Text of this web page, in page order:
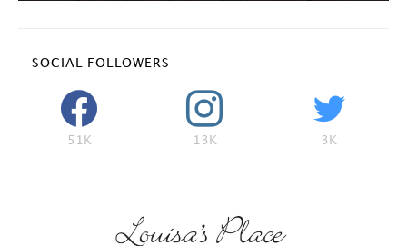
SOCIAL FOLLOWERS
51K 13K 3K